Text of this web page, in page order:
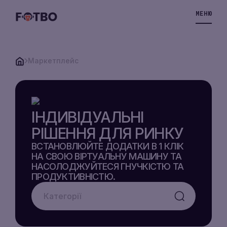
МЕНЮ
ХМАРНИЙ
VPS
VPS-
СХОВИЩЕ
РІШЕННЯ
VPS-
СХОВИЩЕ
ЦІНИ
Маркетплейс
ІНДИВІДУАЛЬНІ
РІШЕННЯ ДЛЯ РИНКУ
ВСТАНОВЛЮЙТЕ ДОДАТКИ В 1 КЛІК
НА СВОЮ ВІРТУАЛЬНУ МАШИНУ ТА
НАСОЛОДЖУЙТЕСЯ ГНУЧКІСТЮ ТА
ПРОДУКТИВНІСТЮ.